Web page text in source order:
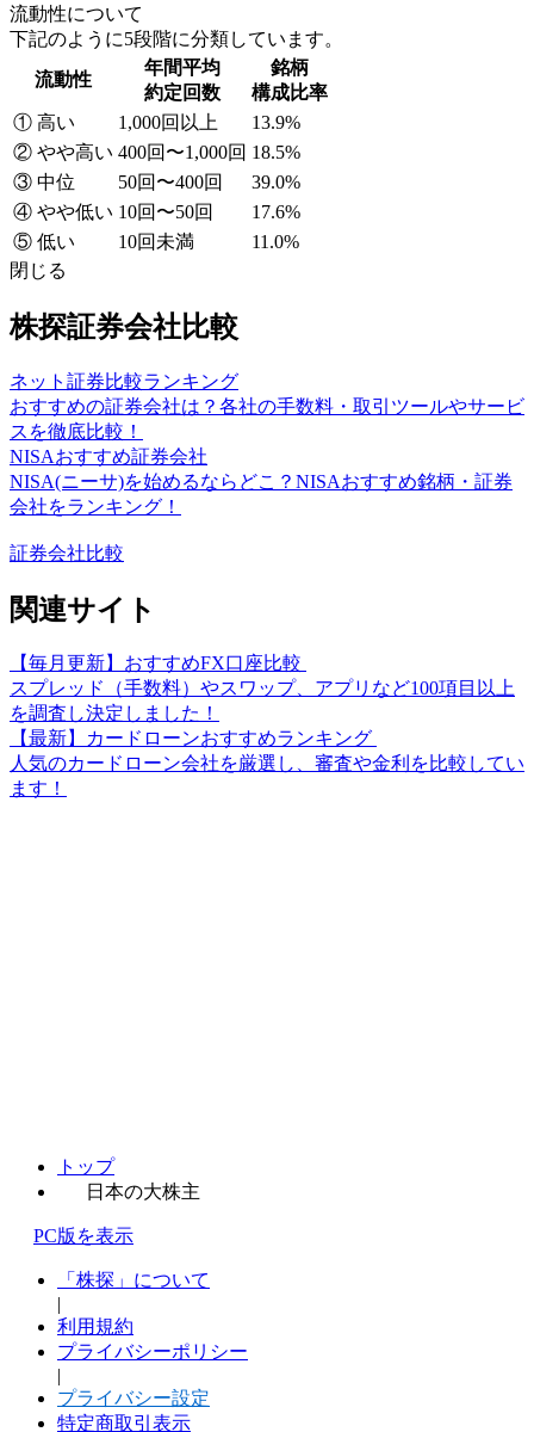
流動性について
下記のように5段階に分類しています。
流動性
年間平均
約定回数
銘柄
構成比率
① 高い
1,000回以上
13.9%
② やや高い 400回〜1,000回 18.5%
③ 中位
50回〜400回
39.0%
④ やや低い 10回〜50回
17.6%
⑤ 低い
10回未満
11.0%
閉じる
株探証券会社比較
ネット証券比較ランキング
おすすめの証券会社は？各社の手数料・取引ツールやサービ
スを徹底比較！
NISAおすすめ証券会社
NISA(ニーサ)を始めるならどこ？NISAおすすめ銘柄・証券
会社をランキング！
証券会社比較
関連サイト
【毎月更新】おすすめFX口座比較
スプレッド（手数料）やスワップ、アプリなど100項目以上
を調査し決定しました！
【最新】カードローンおすすめランキング
人気のカードローン会社を厳選し、審査や金利を比較してい
ます！
トップ
日本の大株主
PC版を表示
「株探」について
|
利用規約
プライバシーポリシー
|
プライバシー設定
特定商取引表示